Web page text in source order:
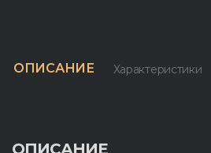
ОПИСАНИЕ Характеристики
ОПИСАНИЕ